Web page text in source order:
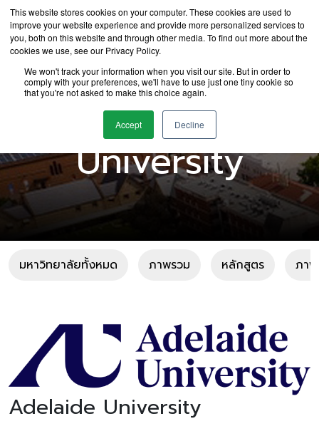
This website stores cookies on your computer. These cookies are used to
improve your website experience and provide more personalized services to
you, both on this website and through other media. To find out more about the
cookies we use, see our Privacy Policy.
We won't track your information when you visit our site. But in order to
comply with your preferences, we'll have to use just one tiny cookie so
that you're not asked to make this choice again.
Accept Decline
Adelaide
University
มหาวิทยาลัยทั้งหมด ภาพรวม หลักสูตร ภาพ
Adelaide University